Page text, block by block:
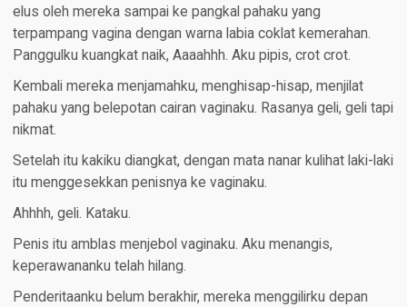
elus oleh mereka sampai ke pangkal pahaku yang
terpampang vagina dengan warna labia coklat kemerahan.
Panggulku kuangkat naik, Aaaahhh. Aku pipis, crot crot.
Kembali mereka menjamahku, menghisap-hisap, menjilat
pahaku yang belepotan cairan vaginaku. Rasanya geli, geli tapi
nikmat.
Setelah itu kakiku diangkat, dengan mata nanar kulihat laki-laki
itu menggesekkan penisnya ke vaginaku.
Ahhhh, geli. Kataku.
Penis itu amblas menjebol vaginaku. Aku menangis,
keperawananku telah hilang.
Penderitaanku belum berakhir, mereka menggilirku depan